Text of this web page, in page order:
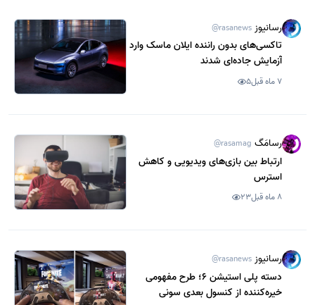
رسانیوز @rasanews
تاکسی‌های بدون راننده ایلان ماسک وارد
آزمایش جاده‌ای شدند
7 ماه قبل 5
رسامَگ @rasamag
ارتباط بین بازی‌های ویدیویی و کاهش
استرس
8 ماه قبل 23
رسانیوز @rasanews
دسته پلی‌ استیشن 6؛ طرح مفهومی
خیره‌کننده از کنسول بعدی سونی